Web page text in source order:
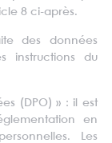
8 ci-après.
des données
instructions du
(DPO) » : il est
en
Les